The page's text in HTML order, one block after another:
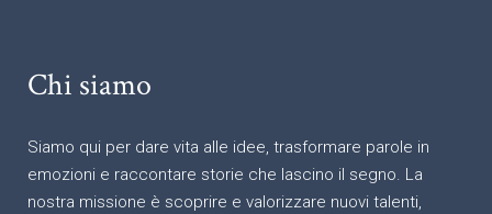
Chi siamo
Siamo qui per dare vita alle idee, trasformare parole in
emozioni e raccontare storie che lascino il segno. La
nostra missione è scoprire e valorizzare nuovi talenti,